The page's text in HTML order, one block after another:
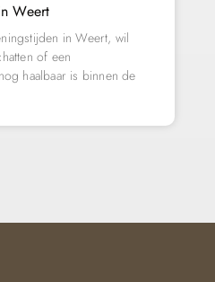
Weert
in Weert, wil
of een
haalbaar is binnen de